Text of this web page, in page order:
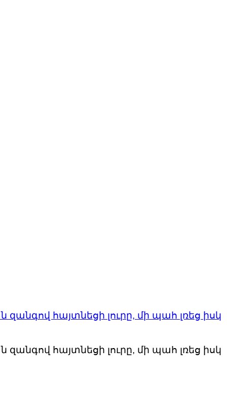
հայտնեցի լուրը, մի պահ լռեց իսկ
հայտնեցի լուրը, մի պահ լռեց իսկ